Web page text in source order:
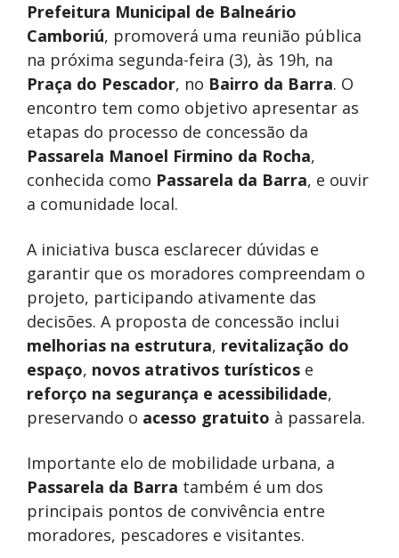
Prefeitura Municipal de Balneário
Camboriú, promoverá uma reunião pública
na próxima segunda-feira (3), às 19h, na
Praça do Pescador, no Bairro da Barra. O
encontro tem como objetivo apresentar as
etapas do processo de concessão da
Passarela Manoel Firmino da Rocha,
conhecida como Passarela da Barra, e ouvir
a comunidade local.
A iniciativa busca esclarecer dúvidas e
garantir que os moradores compreendam o
projeto, participando ativamente das
decisões. A proposta de concessão inclui
melhorias na estrutura, revitalização do
espaço, novos atrativos turísticos e
reforço na segurança e acessibilidade,
preservando o acesso gratuito à passarela.
Importante elo de mobilidade urbana, a
Passarela da Barra também é um dos
principais pontos de convivência entre
moradores, pescadores e visitantes.